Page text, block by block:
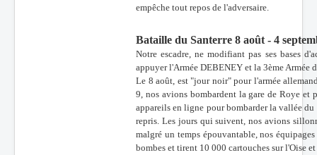
empêche tout repos de l'adversaire.
Bataille du Santerre 8 août - 4
Notre escadre, ne modifiant pas ses bases
appuyer l'Armée DEBENEY et la 3ème
Le 8 août, est "jour noir" pour l'armée
9, nos avions bombardent la gare de Roye et
appareils en ligne pour bombarder la vallée
repris. Les jours qui suivent, nos avions
malgré un temps épouvantable, nos
bombes et tirent 10 000 cartouches sur l'Oise